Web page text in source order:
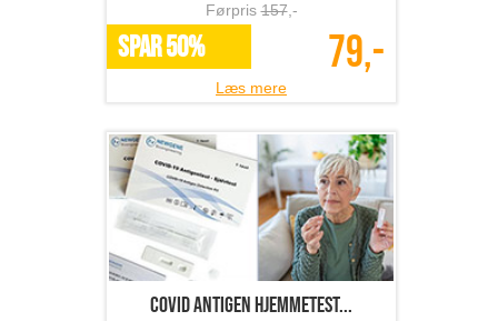
Førpris157,-
SPAR 50% 79,-
Læs mere
Covid antigen hjemmetest...